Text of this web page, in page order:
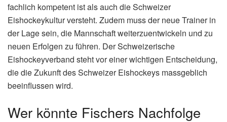
fachlich kompetent ist als auch die Schweizer
Eishockeykultur versteht. Zudem muss der neue Trainer in
der Lage sein, die Mannschaft weiterzuentwickeln und zu
neuen Erfolgen zu führen. Der Schweizerische
Eishockeyverband steht vor einer wichtigen Entscheidung,
die die Zukunft des Schweizer Eishockeys massgeblich
beeinflussen wird.
Wer könnte Fischers Nachfolge